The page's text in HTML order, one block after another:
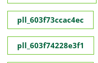
pll_603f73ccac4ec
pll_603f74228e3f1